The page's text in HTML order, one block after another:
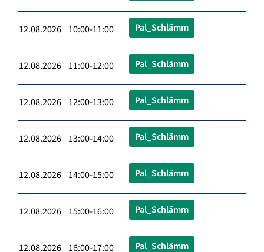
12.08.2026 10:00-11:00 Pal_Schlämm
12.08.2026 11:00-12:00 Pal_Schlämm
12.08.2026 12:00-13:00 Pal_Schlämm
12.08.2026 13:00-14:00 Pal_Schlämm
12.08.2026 14:00-15:00 Pal_Schlämm
12.08.2026 15:00-16:00 Pal_Schlämm
12.08.2026 16:00-17:00 Pal_Schlämm